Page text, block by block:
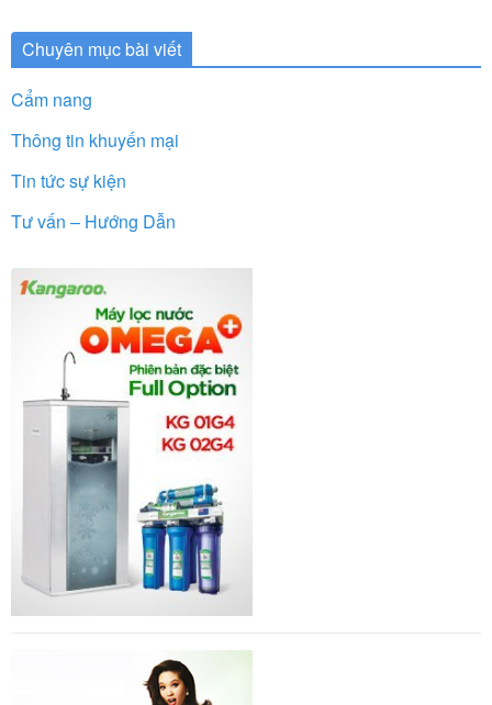
Chuyên mục bài viết
Cẩm nang
Thông tin khuyến mại
Tin tức sự kiện
Tư vấn – Hướng Dẫn